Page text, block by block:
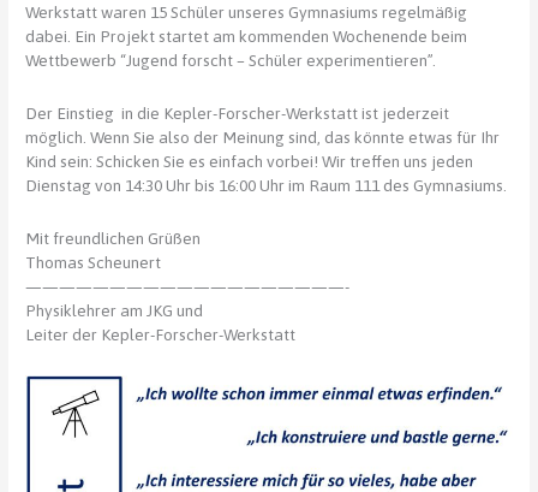
Werkstatt waren 15 Schüler unseres Gymnasiums regelmäßig
dabei. Ein Projekt startet am kommenden Wochenende beim
Wettbewerb “Jugend forscht – Schüler experimentieren”.
Der Einstieg in die Kepler-Forscher-Werkstatt ist jederzeit
möglich. Wenn Sie also der Meinung sind, das könnte etwas für Ihr
Kind sein: Schicken Sie es einfach vorbei! Wir treffen uns jeden
Dienstag von 14:30 Uhr bis 16:00 Uhr im Raum 111 des Gymnasiums.
Mit freundlichen Grüßen
Thomas Scheunert
———————————————————-
Physiklehrer am JKG und
Leiter der Kepler-Forscher-Werkstatt